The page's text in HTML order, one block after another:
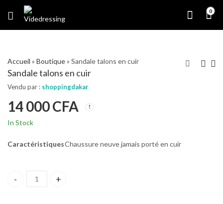
0
Accueil » Boutique» Sandale talons en cuir
Sandale talons en cuir
Vendu par : shoppingdakar
14 000CFA
In Stock
CaractéristiquesChaussure neuve jamais porté en cuir
Sandale talons en cuir quantity